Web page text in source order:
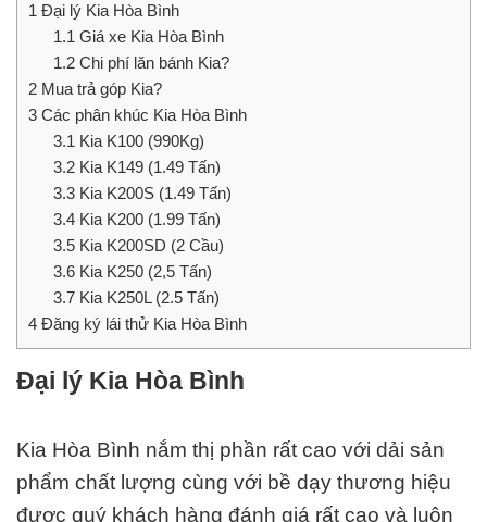
1 Đại lý Kia Hòa Bình
1.1 Giá xe Kia Hòa Bình
1.2Chi phí lăn bánh Kia?
2 Mua trả góp Kia?
3 Các phân khúc Kia Hòa Bình
3.1 Kia K100 (990Kg)
3.2Kia K149 (1.49 Tấn)
3.3Kia K200S (1.49 Tấn)
3.4Kia K200 (1.99 Tấn)
3.5Kia K200SD (2 Cầu)
3.6Kia K250 (2,5 Tấn)
3.7Kia K250L (2.5 Tấn)
4 Đăng ký lái thử Kia Hòa Bình
Đại lý Kia Hòa Bình
Kia Hòa Bình nắm thị phần rất cao với dải sản
phẩm chất lượng cùng với bề dạy thương hiệu
được quý khách hàng đánh giá rất cao và luôn